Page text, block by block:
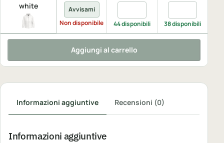
white
Avvisami
Non disponibile
44 disponibili 38 disponibili
Aggiungi al carrello
Informazioni aggiuntive Recensioni (0)
Informazioni aggiuntive